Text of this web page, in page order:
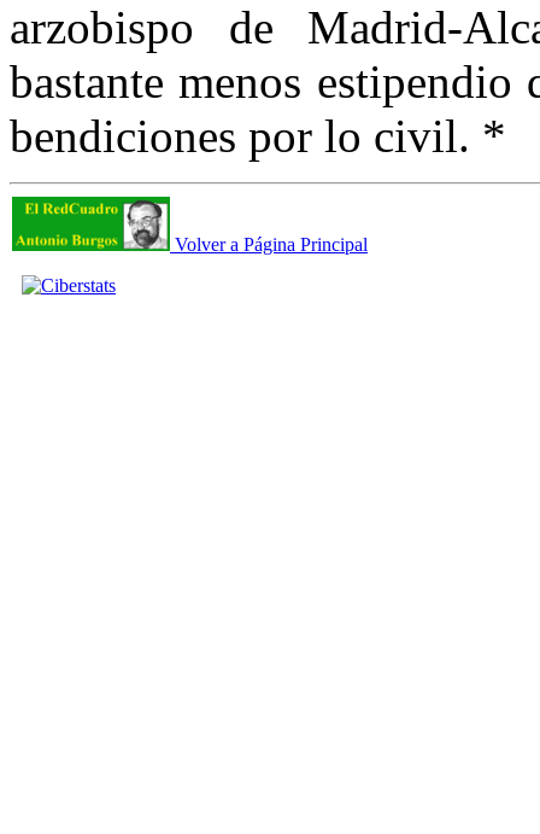
arzobispo de Madrid-
bastante menos
bendiciones por lo civil. *
Volver a Página Principal